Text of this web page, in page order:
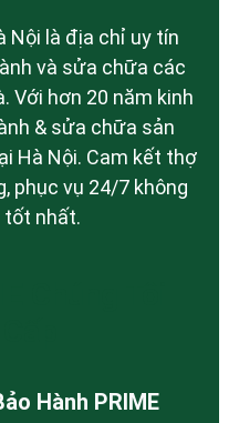
Nội là địa chỉ uy tín
và sửa chữa các
Với hơn 20 năm kinh
& sửa chữa sản
Hà Nội. Cam kết thợ
phục vụ 24/7 không
tốt nhất.
Hành PRIME